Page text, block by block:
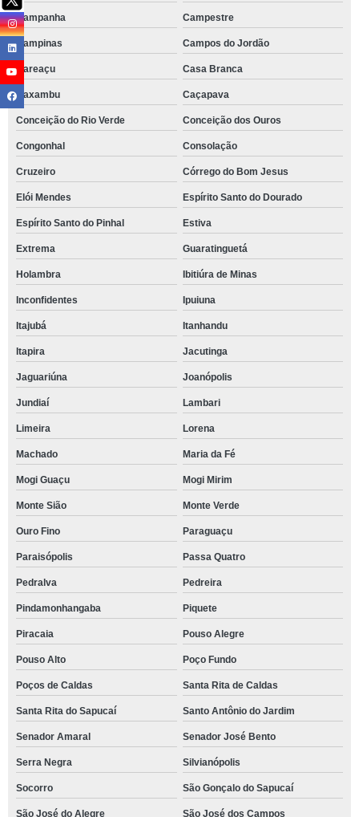
Campanha Campestre
Campinas Campos do Jordão
Careaçu Casa Branca
Caxambu Caçapava
Conceição do Rio Verde Conceição dos Ouros
Congonhal Consolação
Cruzeiro Córrego do Bom Jesus
Elói Mendes Espírito Santo do Dourado
Espírito Santo do Pinhal Estiva
Extrema Guaratinguetá
Holambra Ibitiúra de Minas
Inconfidentes Ipuiuna
Itajubá Itanhandu
Itapira Jacutinga
Jaguariúna Joanópolis
Jundiaí Lambari
Limeira Lorena
Machado Maria da Fé
Mogi Guaçu Mogi Mirim
Monte Sião Monte Verde
Ouro Fino Paraguaçu
Paraisópolis Passa Quatro
Pedralva Pedreira
Pindamonhangaba Piquete
Piracaia Pouso Alegre
Pouso Alto Poço Fundo
Poços de Caldas Santa Rita de Caldas
Santa Rita do Sapucaí Santo Antônio do Jardim
Senador Amaral Senador José Bento
Serra Negra Silvianópolis
Socorro São Gonçalo do Sapucaí
São José do Alegre São José dos Campos